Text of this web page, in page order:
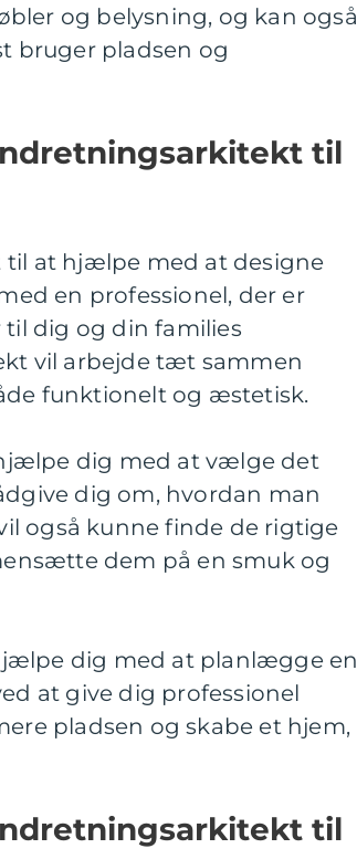
og belysning, og kan også
bruger pladsen og
til
at hjælpe med at designe
en professionel, der er
til dig og din families
vil arbejde tæt sammen
funktionelt og æstetisk.
dig med at vælge det
dig om, hvordan man
også kunne finde de rigtige
dem på en smuk og
dig med at planlægge en
at give dig professionel
pladsen og skabe et hjem,
til